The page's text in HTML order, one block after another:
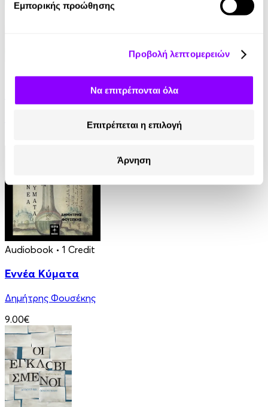
Εμπορικής προώθησης
Προβολή λεπτομερειών
Να επιτρέπονται όλα
Επιτρέπεται η επιλογή
Άρνηση
Γαλάζια Αγελάδα
Βασίλης Τσιαμπούσης
Audiobook • 1 Credit
Εννέα Κύματα
Δημήτρης Φουσέκης
9.00€